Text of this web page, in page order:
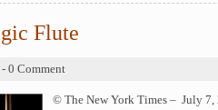
Flute
- 0 Comment
© The New York Times – July